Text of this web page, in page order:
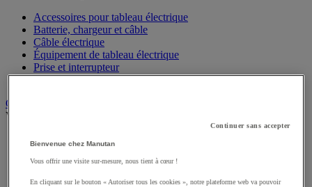
Accessoires pour tableau électrique
Batterie, chargeur et câble
Câble électrique
Équipement de tableau électrique
Prise et interrupteur
Rallonge, multiprise et enrouleur électrique
Graissage et lubrifiant
Voir toute la catégorie
Anti-adhérent
Lubrifiant et dégrippant
Outils de graissage
Continuer sans accepter
Bienvenue chez Manutan
Vous offrir une visite sur-mesure, nous tient à cœur !
En cliquant sur le bouton « Autoriser tous les cookies », notre plateforme web va pouvoir